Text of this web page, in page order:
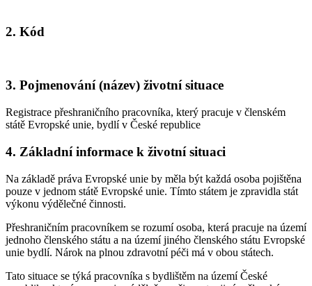
2. Kód
3. Pojmenování (název) životní situace
Registrace přeshraničního pracovníka, který pracuje v členském
státě Evropské unie, bydlí v České republice
4. Základní informace k životní situaci
Na základě práva Evropské unie by měla být každá osoba pojištěna
pouze v jednom státě Evropské unie. Tímto státem je zpravidla stát
výkonu výdělečné činnosti.
Přeshraničním pracovníkem se rozumí osoba, která pracuje na území
jednoho členského státu a na území jiného členského státu Evropské
unie bydlí. Nárok na plnou zdravotní péči má v obou státech.
Tato situace se týká pracovníka s bydlištěm na území České